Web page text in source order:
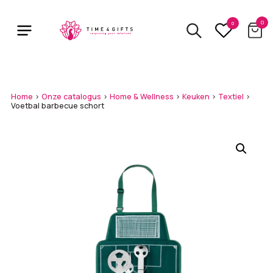
main
0 0
Home > Onze catalogus > Home & Wellness > Keuken > Textiel >
Voetbal barbecue schort